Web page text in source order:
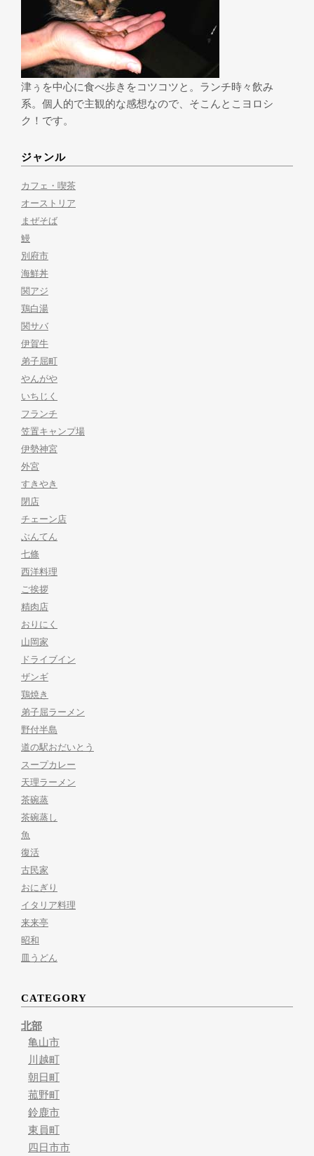
津ぅを中心に食べ歩きをコツコツと。ランチ時々飲み
系。個人的で主観的な感想なので、そこんとこヨロシ
ク！です。
ジャンル
カフェ・喫茶
オーストリア
まぜそば
鰻
別府市
海鮮丼
関アジ
鶏白湯
関サバ
伊賀牛
弟子屈町
やんがや
いちじく
フランチ
笠置キャンプ場
伊勢神宮
外宮
すきやき
閉店
チェーン店
ぶんてん
七條
西洋料理
ご挨拶
精肉店
おりにく
山岡家
ドライブイン
ザンギ
鶏焼き
弟子屈ラーメン
野付半島
道の駅おだいとう
スープカレー
天理ラーメン
茶碗蒸
茶碗蒸し
魚
復活
古民家
おにぎり
イタリア料理
来来亭
昭和
皿うどん
CATEGORY
北部
亀山市
川越町
朝日町
菰野町
鈴鹿市
東員町
四日市市